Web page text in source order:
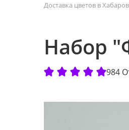
Доставка цветов в
Набор
984